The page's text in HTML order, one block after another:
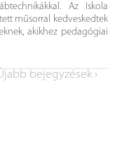
Az Iskola
műsorral kedveskedtek
akikhez pedagógiai
bejegyzések ›